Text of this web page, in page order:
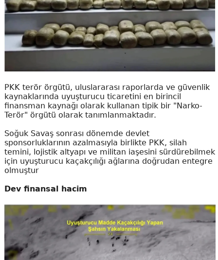
PKK terör örgütü, uluslararası raporlarda ve güvenlik
kaynaklarında uyuşturucu ticaretini en birincil
finansman kaynağı olarak kullanan tipik bir "Narko-
Terör" örgütü olarak tanımlanmaktadır.
Soğuk Savaş sonrası dönemde devlet
sponsorluklarının azalmasıyla birlikte PKK, silah
temini, lojistik altyapı ve militan iaşesini sürdürebilmek
için uyuşturucu kaçakçılığı ağlarına doğrudan entegre
olmuştur
Dev finansal hacim